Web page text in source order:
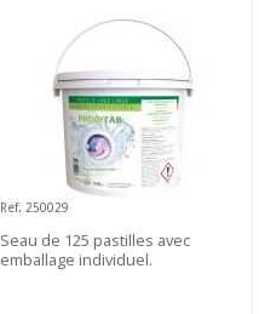
Ref. 250029
Seau de 125 pastilles avec
emballage individuel.